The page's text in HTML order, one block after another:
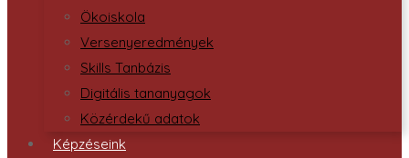
Ökoiskola
Versenyeredmények
Skills Tanbázis
Digitális tananyagok
Közérdekű adatok
Képzéseink